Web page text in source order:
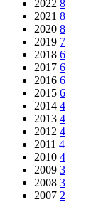
2022 8
2021 8
2020 8
2019 7
2018 6
2017 6
2016 6
2015 6
2014 4
2013 4
2012 4
2011 4
2010 4
2009 3
2008 3
2007 2